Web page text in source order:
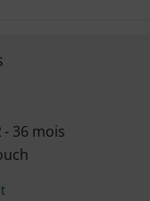
36 mois